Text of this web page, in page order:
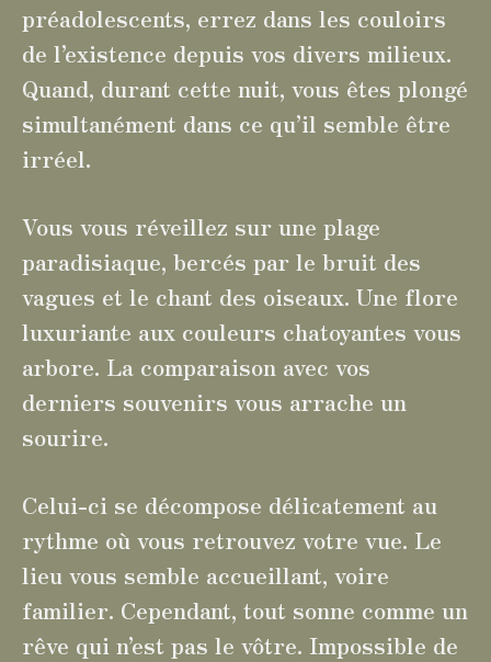
préadolescents, errez dans les couloirs
de l’existence depuis vos divers milieux.
Quand, durant cette nuit, vous êtes plongé
simultanément dans ce qu’il semble être
irréel.
Vous vous réveillez sur une plage
paradisiaque, bercés par le bruit des
vagues et le chant des oiseaux. Une flore
luxuriante aux couleurs chatoyantes vous
arbore. La comparaison avec vos
derniers souvenirs vous arrache un
sourire.
Celui-ci se décompose délicatement au
rythme où vous retrouvez votre vue. Le
lieu vous semble accueillant, voire
familier. Cependant, tout sonne comme un
rêve qui n’est pas le vôtre. Impossible de